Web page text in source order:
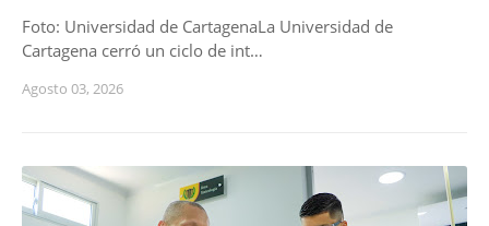
Foto: Universidad de CartagenaLa Universidad de
Cartagena cerró un ciclo de int…
Agosto 03, 2026